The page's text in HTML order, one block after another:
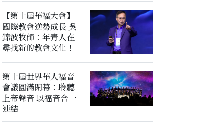
【第十屆華福大會】
國際教會逆勢成長 吳
錦波牧師：年青人在
尋找新的教會文化！
第十屆世界華人福音
會議圓滿閉幕：聆聽
上帝聲音 以福音合一
連結